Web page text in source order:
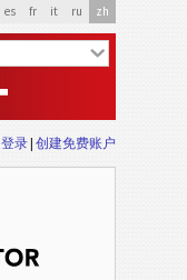
es fr it ru zh
登录 创建免费账户